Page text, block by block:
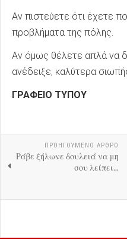
Αν πιστεύετε ότι έχετε
προβλήματα της πόλης.
Αν όμως θέλετε απλά να
ανέδειξε, καλύτερα
ΓΡΑΦΕΙΟ ΤΥΠΟΥ
ΠΡΟΗΓΟΎΜΕΝΟ ΑΡΘΡΟ
Ράβε ξήλωνε δουλειά να μη
σου λείπει...